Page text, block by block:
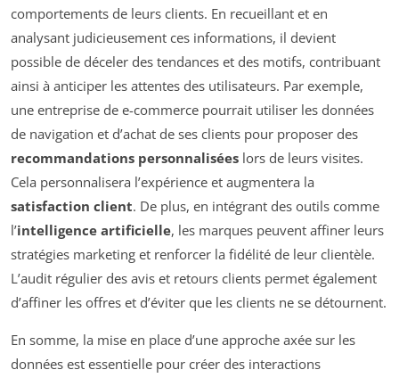
comportements de leurs clients. En recueillant et en
analysant judicieusement ces informations, il devient
possible de déceler des tendances et des motifs, contribuant
ainsi à anticiper les attentes des utilisateurs. Par exemple,
une entreprise de e-commerce pourrait utiliser les données
de navigation et d’achat de ses clients pour proposer des
recommandations personnalisées lors de leurs visites.
Cela personnalisera l’expérience et augmentera la
satisfaction client. De plus, en intégrant des outils comme
l’intelligence artificielle, les marques peuvent affiner leurs
stratégies marketing et renforcer la fidélité de leur clientèle.
L’audit régulier des avis et retours clients permet également
d’affiner les offres et d’éviter que les clients ne se détournent.
En somme, la mise en place d’une approche axée sur les
données est essentielle pour créer des interactions